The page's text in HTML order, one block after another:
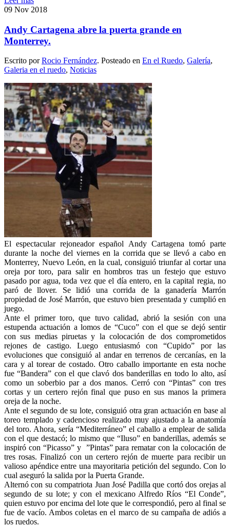
09 Nov 2018
Andy Cartagena abre la puerta grande en
Monterrey.
Escrito porRocio Fernández. Posteado en En el Ruedo, Galería,
Galeria en el ruedo, Noticias
El espectacular rejoneador español Andy Cartagena tomó parte
durante la noche del viernes en la corrida que se llevó a cabo en
Monterrey, Nuevo León, en la cual, consiguió triunfar al cortar una
oreja por toro, para salir en hombros tras un festejo que estuvo
pasado por agua, toda vez que el día entero, en la capital regia, no
paró de llover. Se lidió una corrida de la ganadería Marrón
propiedad de José Marrón, que estuvo bien presentada y cumplió en
juego.
Ante el primer toro, que tuvo calidad, abrió la sesión con una
estupenda actuación a lomos de “Cuco” con el que se dejó sentir
con sus medias piruetas y la colocación de dos comprometidos
rejones de castigo. Luego entusiasmó con “Cupido” por las
evoluciones que consiguió al andar en terrenos de cercanías, en la
cara y al torear de costado. Otro caballo importante en esta noche
fue “Bandera” con el que clavó dos banderillas en todo lo alto, así
como un soberbio par a dos manos. Cerró con “Pintas” con tres
cortas y un certero rejón final que puso en sus manos la primera
oreja de la noche.
Ante el segundo de su lote, consiguió otra gran actuación en base al
toreo templado y cadencioso realizado muy ajustado a la anatomía
del toro. Ahora, sería “Mediterráneo” el caballo a emplear de salida
con el que destacó; lo mismo que “Iluso” en banderillas, además se
inspiró con “Picasso” y ”Pintas” para rematar con la colocación de
tres rosas. Finalizó con un certero rejón de muerte para recibir un
valioso apéndice entre una mayoritaria petición del segundo. Con lo
cual aseguró la salida por la Puerta Grande.
Alternó con su compatriota Juan José Padilla que cortó dos orejas al
segundo de su lote; y con el mexicano Alfredo Ríos “El Conde”,
quien estuvo por encima del lote que le correspondió, pero al final se
fue de vacío. Ambos coletas en el marco de su campaña de adiós a
los ruedos.